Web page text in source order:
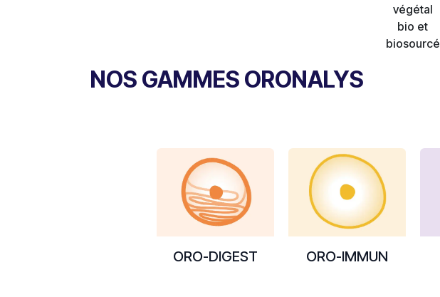
végétal
bio et
biosourcé
NOS GAMMES ORONALYS
ORO-IMMUN
ORO-DIGEST